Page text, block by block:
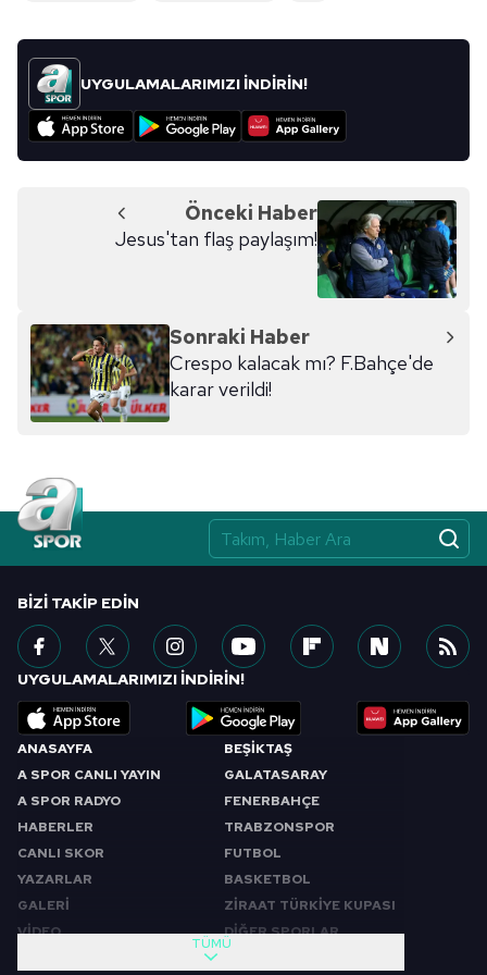
kullanılmaktadır. Bu çerezler vasıtasıyla çeşitli kişisel
verileriniz işlenmekte olup gerekli olan çerezler bilgi
toplumu hizmetlerinin sunulması amacıyla
kullanılmaktadır. Diğer çerezler, sitemizin daha işlevsel
kılınması ve kişiselleştirilmesi ve sizlere yönelik
sınırlı olarak açık rızanız dahilinde kullanılacaktır.
Çerezlere ilişkin tercihlerinizi aşağıda yer alan panel
vasıtasıyla belirleyebilirsiniz. Çerezlere ilişkin detaylı bilgi
Çerez Bilgilendirme
Metnimiziziyaret edebilirsiniz.
6698 sayılı Kişisel Verilerin Korunması Kanunu uyarınca
hazırlanmış Aydınlatma Metnimizi okumak ve sitemizde
UYGULAMALARIMIZI İNDİRİN!
Önceki Haber
Jesus'tan flaş paylaşım!
Sonraki Haber
Crespo kalacak mı? F.Bahçe'de
karar verildi!
ANASAYFA
A SPOR CANLI YAYIN
A SPOR RADYO
HABERLER
CANLI SKOR
YAZARLAR
GALERİ
VİDEO
BEŞİKTAŞ
GALATASARAY
FENERBAHÇE
TRABZONSPOR
FUTBOL
BASKETBOL
ZİRAAT TÜRKİYE KUPASI
DİĞER SPORLAR
TÜMÜ
BIZI TAKIP EDIN
UYGULAMALARIMIZI İNDİRİN!